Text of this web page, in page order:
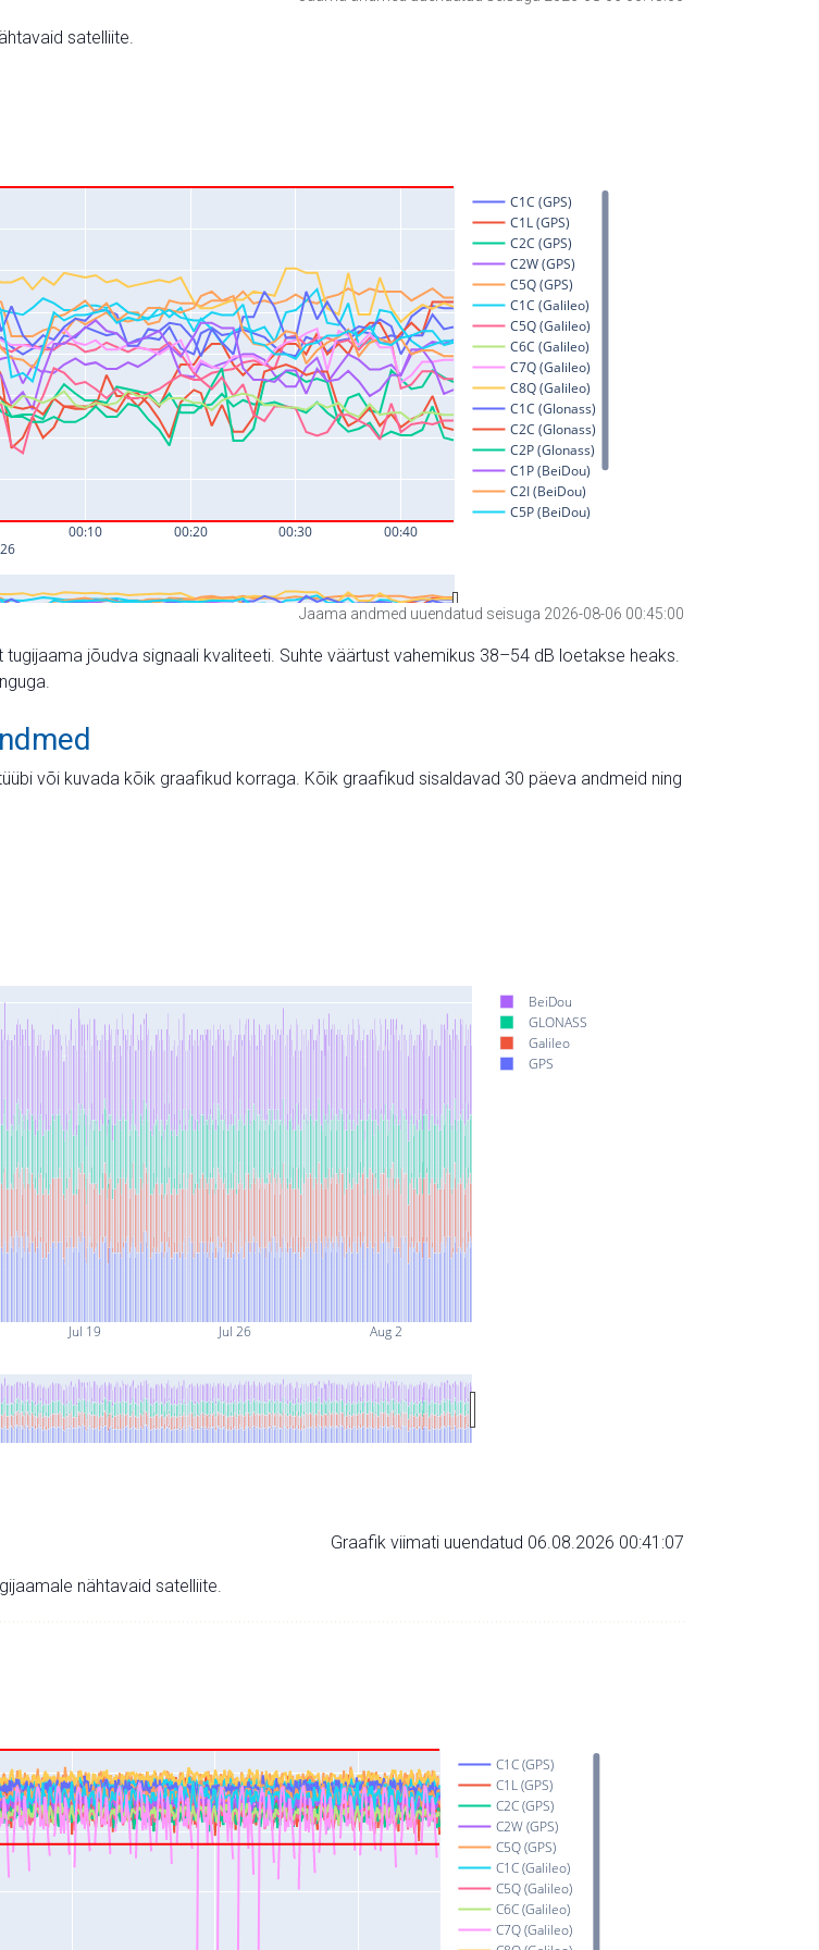
satelliite.
Jaama andmed uuendatud seisuga 2026-08-06 00:45:00
tugijaama jõudva signaali kvaliteeti. Suhte väärtust vahemikus 38–54 dB loetakse heaks.
või kuvada kõik graafikud korraga. Kõik graafikud sisaldavad 30 päeva andmeid ning
Jul 19 Jul 26 Aug 2
BeiDou
GLONASS
Galileo
GPS
Graafik viimati uuendatud 06.08.2026 00:41:07
nähtavaid satelliite.
C1C (GPS)
C1L (GPS)
C2C (GPS)
C2W (GPS)
C5Q (GPS)
C1C (Galileo)
C5Q (Galileo)
C6C (Galileo)
C7Q (Galileo)